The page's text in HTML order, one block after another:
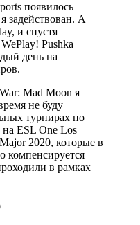
появилось
задействован. А
и спустя
Pushka
день на
Mad Moon я
не буду
турнирах по
на ESL One Los
2020, которые в
компенсируется
в рамках